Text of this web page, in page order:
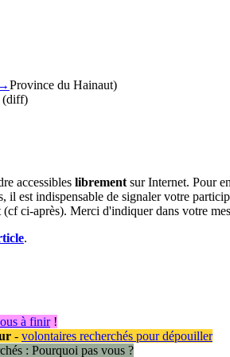
→Province du Hainaut)
(diff)
accessibles librement sur Internet. Pour
est indispensable de signaler votre
ci-après). Merci d'indiquer dans votre
.
à finir!
- volontaires recherchés pour dépouiller
: Pourquoi pas vous ?